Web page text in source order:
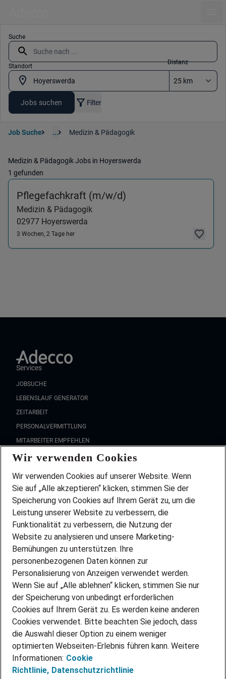
Suche
Standort
Distanz
Jobs suchen Filter
Job Suche ... Medizin & Pädagogik
Medizin & Pädagogik Jobs in Hoyerswerda
1 gefunden
Pflegefachkraft (m/w/d)
Medizin & Pädagogik
02977 Hoyerswerda
3 Wochen, 2 Tage her
Services
JOBSUCHE
LEBENSLAUF GENERATOR
ZEITARBEIT
PERSONALVERMITTLUNG
MITARBEITER EMPFEHLEN
FAQ
Wir stellen ein!
DEINE BERUFSGRUPPE
DEINE LEBENSSITUATION
PARTNERSHIP WITH AIRBUS
INITIATIV BEWERBEN
ÜBER UNS
STANDORTE
BLOG
PRESSE
KONTAKT
@Adecco 2026
IMPRESSUM
DATENSCHUTZ
Wir verwenden Cookies
Wir verwenden Cookies auf unserer Website. Wenn
Sie auf „Alle akzeptieren“ klicken, stimmen Sie der
Speicherung von Cookies auf Ihrem Gerät zu, um die
Leistung unserer Website zu verbessern, die
Funktionalität zu verbessern, die Nutzung der
Website zu analysieren und unsere Marketing-
Bemühungen zu unterstützen. Ihre
personenbezogenen Daten können zur
Personalisierung von Anzeigen verwendet werden.
Wenn Sie auf „Alle ablehnen“ klicken, stimmen Sie nur
der Speicherung von unbedingt erforderlichen
Cookies auf Ihrem Gerät zu. Es werden keine anderen
Cookies verwendet. Bitte beachten Sie jedoch, dass
die Auswahl dieser Option zu einem weniger
optimierten Webseiten-Erlebnis führen kann. Weitere
Informationen: Cookie
Richtlinie, Datenschutzrichtlinie